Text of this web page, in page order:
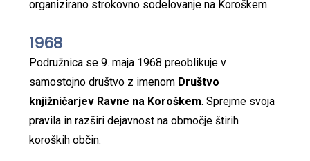
organizirano strokovno sodelovanje na Koroškem.
1968
Podružnica se 9. maja 1968 preoblikuje v
samostojno društvo z imenom Društvo
knjižničarjev Ravne na Koroškem. Sprejme svoja
pravila in razširi dejavnost na območje štirih
koroških občin.